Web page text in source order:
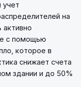
учет
на
с помощью
которое в
снижает счета
здании и до 50%